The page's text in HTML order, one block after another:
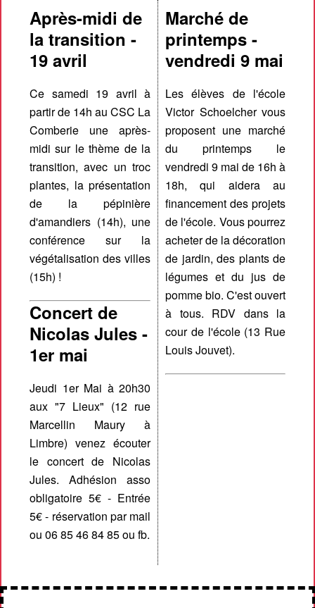
Après-midi de
la transition -
19 avril
Ce samedi 19 avril à
partir de 14h au CSC La
Comberie une après-
midi sur le thème de la
transition, avec un troc
plantes, la présentation
de la pépinière
d'amandiers (14h), une
conférence sur la
végétalisation des villes
(15h) !
Concert de
Nicolas Jules -
1er mai
Jeudi 1er Mai à 20h30
aux "7 Lieux" (12 rue
Marcellin Maury à
Limbre) venez écouter
le concert de Nicolas
Jules. Adhésion asso
obligatoire 5€ - Entrée
5€ - réservation par mail
ou 06 85 46 84 85 ou fb.
Marché de
printemps -
vendredi 9 mai
Les élèves de l'école
Victor Schoelcher vous
proposent une marché
du printemps le
vendredi 9 mai de 16h à
18h, qui aidera au
financement des projets
de l'école. Vous pourrez
acheter de la décoration
de jardin, des plants de
légumes et du jus de
pomme bio. C'est ouvert
à tous. RDV dans la
cour de l'école (13 Rue
Louis Jouvet).